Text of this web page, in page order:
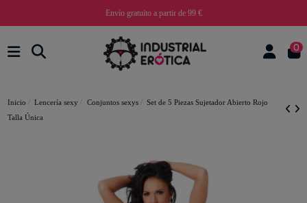
Envío gratuito a partir de 99 €
0
Inicio Lencería sexy Conjuntos sexys
Set de 5 Piezas Sujetador Abierto Rojo
Talla Única